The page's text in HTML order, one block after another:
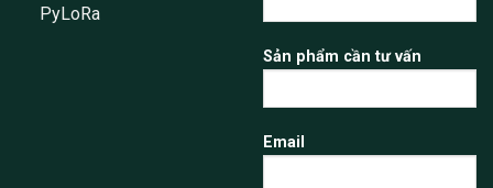
PyLoRa
Sản phẩm cần tư vấn
Email